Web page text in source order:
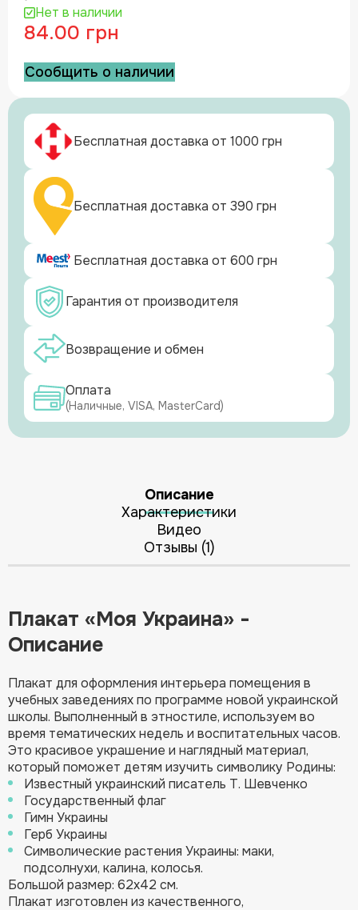
Нет в наличии
84.00 грн
Сообщить о наличии
Бесплатная доставка от 1000 грн
Бесплатная доставка от 390 грн
Бесплатная доставка от 600 грн
Гарантия от производителя
Возвращение и обмен
Оплата
(Наличные, VISA, MasterCard)
Описание
Характеристики
Видео
Отзывы (1)
Плакат «Моя Украина» -
Описание
Плакат для оформления интерьера помещения в
учебных заведениях по программе новой украинской
школы. Выполненный в этностиле, используем во
время тематических недель и воспитательных часов.
Это красивое украшение и наглядный материал,
который поможет детям изучить символику Родины:
Известный украинский писатель Т. Шевченко
Государственный флаг
Гимн Украины
Герб Украины
Символические растения Украины: маки,
подсолнухи, калина, колосья.
Большой размер: 62х42 см.
Плакат изготовлен из качественного,